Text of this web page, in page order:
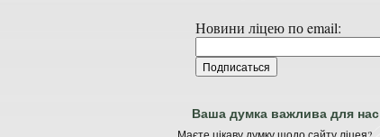
Новини ліцею по email:
Ваша думка важлива для нас